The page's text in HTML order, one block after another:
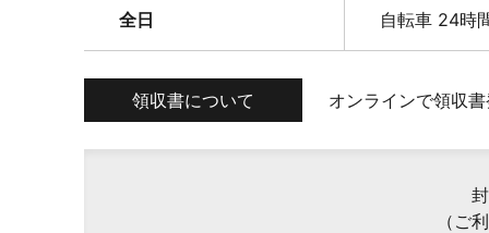
全日 自転車 24時
領収書について オンラインで領収
（ご